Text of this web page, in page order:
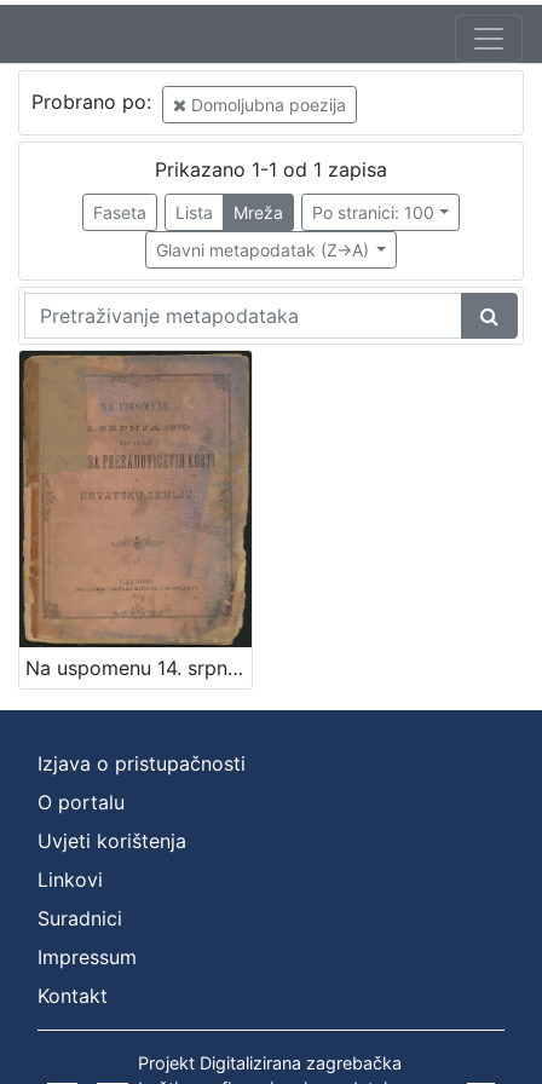
Jezik
hrvatski
Nakladnička
cjelina
Zagreb na pragu modernog doba
1
Zbirka
Sitni tisak
1
[
Probrano po: Domoljubna poezija
Prikazano 1-1 od 1 zapisa
Faseta Lista Mreža
Po stranici: 100
Glavni metapodatak (Z->A)
Na uspomenu 14. srpnja 1879. kao na dan prenosa Preradovićevih kosti u hrvatsku zemlju
Izjava o pristupačnosti
O portalu
Uvjeti korištenja
Linkovi
Suradnici
Impressum
Kontakt
Projekt Digitalizirana zagrebačka